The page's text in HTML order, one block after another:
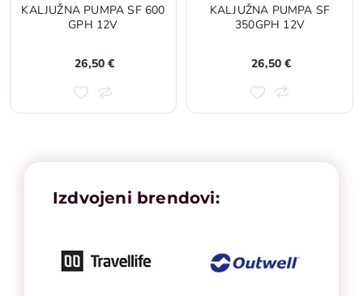
KALJUŽNA PUMPA SF 600
GPH 12V
26,50 €
KALJUŽNA PUMPA SF
350GPH 12V
26,50 €
Izdvojeni brendovi: